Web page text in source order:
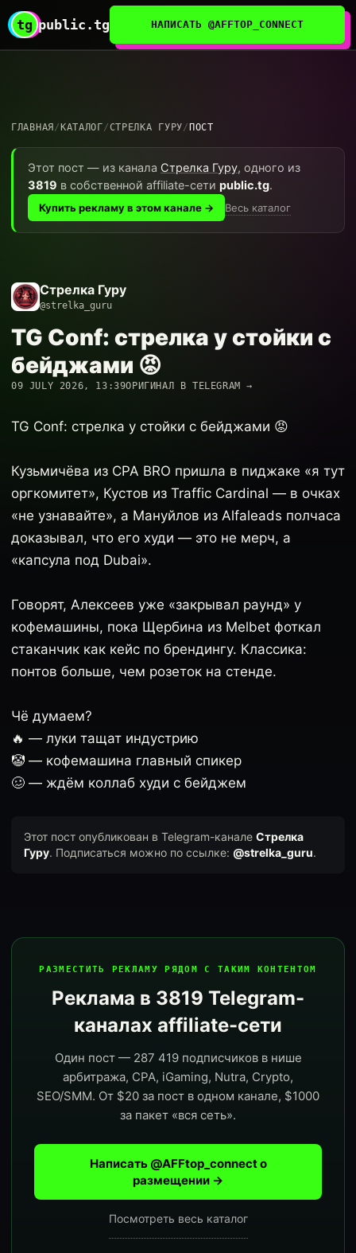
tg public.tg НАПИСАТЬ @AFFTOP_CONNECT
ГЛАВНАЯ / КАТАЛОГ/СТРЕЛКА ГУРУ/ ПОСТ
Этот пост — из канала Стрелка Гуру, одного из
3819 в собственной affiliate-сети public.tg.
Купить рекламу в этом канале → Весь каталог
Стрелка Гуру
@strelka_guru
TG Conf: стрелка у стойки с
бейджами 😡
09 JULY 2026, 13:39ОРИГИНАЛ В TELEGRAM →
TG Conf: стрелка у стойки с бейджами 😡
Кузьмичёва из CPA BRO пришла в пиджаке «я тут
оргкомитет», Кустов из Traffic Cardinal — в очках
«не узнавайте», а Мануйлов из Alfaleads полчаса
доказывал, что его худи — это не мерч, а
«капсула под Dubai».
Говорят, Алексеев уже «закрывал раунд» у
кофемашины, пока Щербина из Melbet фоткал
стаканчик как кейс по брендингу. Классика:
понтов больше, чем розеток на стенде.
Чё думаем?
🔥 — луки тащат индустрию
🤡 — кофемашина главный спикер
🥴 — ждём коллаб худи с бейджем
Этот пост опубликован в Telegram-канале Стрелка
Гуру. Подписаться можно по ссылке: @strelka_guru.
РАЗМЕСТИТЬ РЕКЛАМУ РЯДОМ С ТАКИМ КОНТЕНТОМ
Реклама в 3819 Telegram-
каналах affiliate-сети
Один пост — 287 419 подписчиков в нише
арбитража, CPA, iGaming, Nutra, Crypto,
SEO/SMM. От $20 за пост в одном канале, $1000
за пакет «вся сеть».
Написать @AFFtop_connect о
размещении →
Посмотреть весь каталог